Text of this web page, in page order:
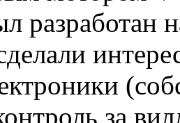
разработан
за